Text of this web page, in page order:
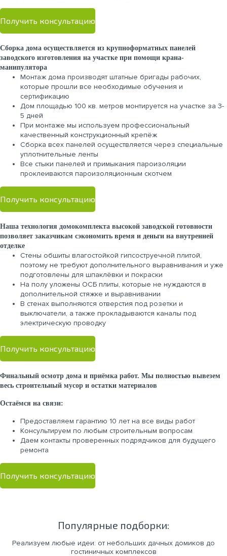
Получить консультацию
Сборка дома осуществляется из крупноформатных панелей
заводского изготовления на участке при помощи крана-
манипулятора
Монтаж дома производят штатные бригады рабочих,
которые прошли все необходимые обучения и
сертификацию
Дом площадью 100 кв. метров монтируется на участке за 3-
5 дней
При монтаже мы используем профессиональный
качественный конструкционный крепёж
Сборка всех панелей осуществляется через специальные
уплотнительные ленты
Все стыки панелей и примыкания пароизоляции
проклеиваются пароизоляционным скотчем
Получить консультацию
Наша технология домокомплекта высокой заводской готовности
позволяет заказчикам сэкономить время и деньги на внутренней
отделке
Стены обшиты влагостойкой гипсоструечной плитой,
поэтому не требуют дополнительного выравнивания и уже
подготовлены для шпаклёвки и покраски
На полу уложены ОСБ плиты, которые не нуждаются в
дополнительной стяжке и выравнивании
В стенах выполняются отверстия под розетки и
выключатели, а также прокладываются каналы под
электрическую проводку
Получить консультацию
Финальный осмотр дома и приёмка работ. Мы полностью вывезем
весь строительный мусор и остатки материалов
Остаёмся на связи:
Предоставляем гарантию 10 лет на все виды работ
Консультируем по любым строительным вопросам
Даем контакты проверенных подрядчиков для будущего
ремонта
Получить консультацию
Популярные подборки:
Реализуем любые идеи: от небольших дачных домиков до
гостиничных комплексов